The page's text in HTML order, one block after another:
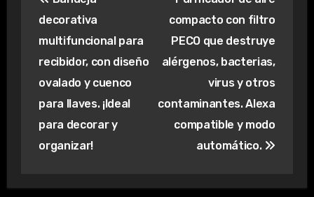
de
entradas
decorativa
multifuncional para
recibidor, con diseño
ovalado y cuenco
para llaves. ¡Ideal
para decorar y
organizar!
compacto con filtro
PECO que destruye
alérgenos, bacterias,
virus y otros
contaminantes. Alexa
compatible y modo
automático.